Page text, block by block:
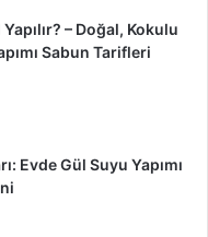
– Doğal, Kokulu
Sabun Tarifleri
Evde Gül Suyu Yapımı